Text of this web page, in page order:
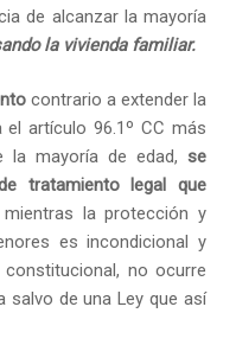
de alcanzar la mayoría
la vivienda familiar.
contrario a extender la
artículo 96.1º CC más
mayoría de edad, se
tratamiento legal que
la protección y
es incondicional y
no ocurre
salvo de una Ley que así